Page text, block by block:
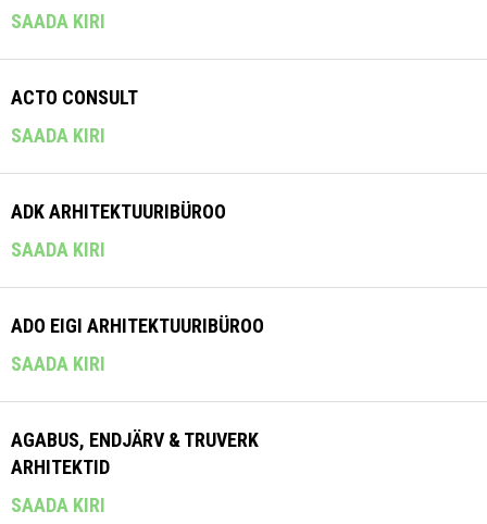
SAADA KIRI
ACTO CONSULT
SAADA KIRI
ADK ARHITEKTUURIBÜROO
SAADA KIRI
ADO EIGI ARHITEKTUURIBÜROO
SAADA KIRI
AGABUS, ENDJÄRV & TRUVERK
ARHITEKTID
SAADA KIRI